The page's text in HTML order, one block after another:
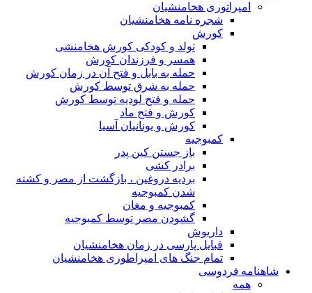
امپراتوری هخامنشیان
شجره نامه هخامنشیان
کورش
تولد و کودکی کورش هخامنشی
همسر و فرزندان کورش
حمله به بابل و فتح آن در زمان کورش
حمله به شرق توسط کورش
حمله و فتح لودیه توسط کورش
کورش و فتح ماد
کورش و یونانیان آسیا
کمبوجیه
باز جستن کین پدر
برادر کشی
بردیه دروغین ، بازگشت از مصر و کشته
شدن کمبوجیه
کمبوجیه و مغان
گشودن مصر توسط کمبوجیه
داریوش
قبایل پارسی در زمان هخامنشیان
تمام جنگ های امپراطوری هخامنشیان
شاهنامه فردوسی
همه